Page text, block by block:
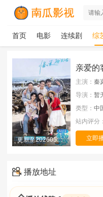
首页 电影 连续剧 综
更新至20260529期
亲爱的
主演： 秦
导演： 暂
类型： 中
站内评分：
立即
播放地址